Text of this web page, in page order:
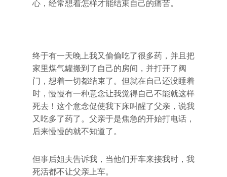
心，经常想着怎样才能结束自己的痛苦。
终于有一天晚上我又偷偷吃了很多药，并且把
家里煤气罐搬到了自己的房间，并打开了阀
门，想着一切都结束了。但就在自己还没睡着
时，慢慢有一种意念让我觉得自己不能就这样
死去！这个意念促使我下床叫醒了父亲，说我
又吃多了药了。父亲于是焦急的开始打电话，
后来慢慢的就不知道了。
但事后姐夫告诉我，当他们开车来接我时，我
死活都不让父亲上车。